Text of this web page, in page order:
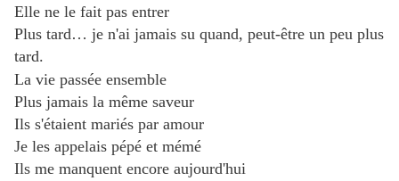
Elle ne le fait pas entrer
Plus tard… je n'ai jamais su quand, peut-être un peu plus
tard.
La vie passée ensemble
Plus jamais la même saveur
Ils s'étaient mariés par amour
Je les appelais pépé et mémé
Ils me manquent encore aujourd'hui